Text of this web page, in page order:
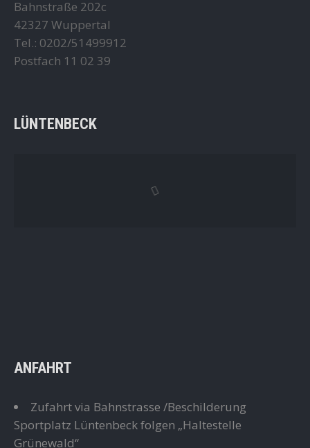
Bahnstraße 202c
42327 Wuppertal
Tel.: 0202/51499912
Postfach 11 02 39
LÜNTENBECK
ANFAHRT
Zufahrt via Bahnstrasse /Beschilderung
Sportplatz Lüntenbeck folgen „Haltestelle
Grünewald“